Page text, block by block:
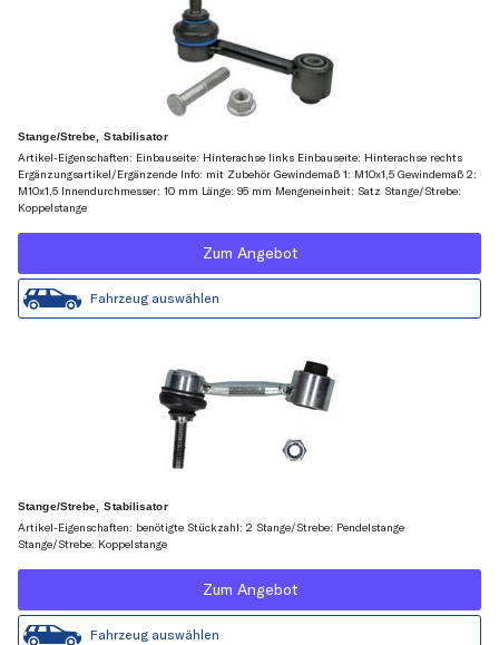
Stange/Strebe, Stabilisator
Artikel-Eigenschaften: Einbauseite: Hinterachse links Einbauseite: Hinterachse rechts
Ergänzungsartikel/Ergänzende Info: mit Zubehör Gewindemaß 1: M10x1,5 Gewindemaß 2:
M10x1,5 Innendurchmesser: 10 mm Länge: 95 mm Mengeneinheit: Satz Stange/Strebe:
Koppelstange
Zum Angebot
Fahrzeug auswählen
Stange/Strebe, Stabilisator
Artikel-Eigenschaften: benötigte Stückzahl: 2 Stange/Strebe: Pendelstange
Stange/Strebe: Koppelstange
Zum Angebot
Fahrzeug auswählen